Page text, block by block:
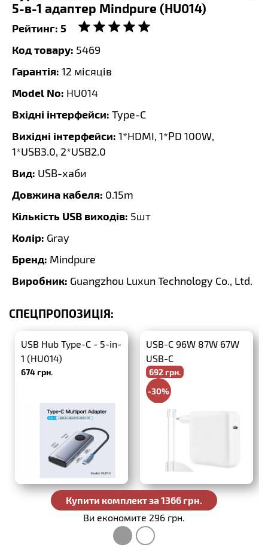
5-в-1 адаптер Mindpure (HU014)
Рейтинг: 5
Код товару: 5469
Гарантія: 12 місяців
Model No: HU014
Вхідні інтерфейси: Type-C
Вихідні інтерфейси: 1*HDMI, 1*PD 100W,
1*USB3.0, 2*USB2.0
Вид: USB-хаби
Довжина кабеля: 0.15m
Кількість USB виходів: 5шт
Колір: Gray
Бренд: Mindpure
Виробник: Guangzhou Luxun Technology Co., Ltd.
СПЕЦПРОПОЗИЦІЯ:
USB Hub Type-C - 5-in-
1 (HU014)
674 грн.
USB-C 96W 87W 67W
USB-C
692 грн.
-30%
988 грн.
Купити комплект за 1366 грн.
Ви економите 296 грн.